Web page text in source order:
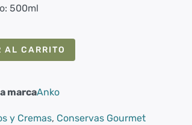
500ml
AL CARRITO
marcaAnko
y Cremas, Conservas Gourmet